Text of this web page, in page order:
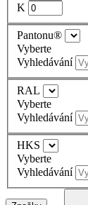
K
Pantonu®
Vyberte
Vyhledávání
RAL
Vyberte
Vyhledávání
HKS
Vyberte
Vyhledávání